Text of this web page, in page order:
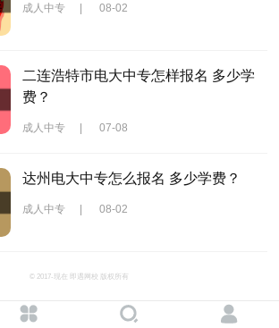
成人中专 08-02
二连浩特市电大中专怎样报名 多少学
费？
成人中专 | 07-08
达州电大中专怎么报名 多少学费？
成人中专 | 08-02
© 2017-现在 即遇网校 版权所有